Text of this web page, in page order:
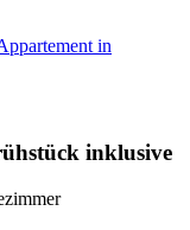
in
inklusive